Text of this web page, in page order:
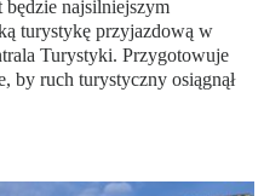
będzie najsilniejszym
turystykę przyjazdową w
Turystyki. Przygotowuje
by ruch turystyczny osiągnął